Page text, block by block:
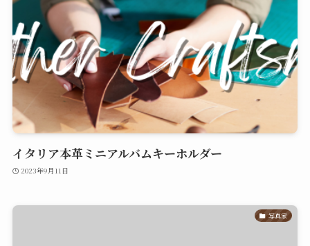
イタリア本革ミニアルバムキーホルダー
2023年9月11日
写真家